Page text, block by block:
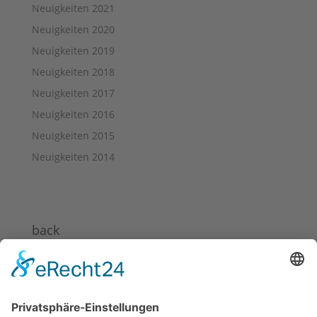
Neuigkeiten 2021
Neuigkeiten 2020
Neuigkeiten 2019
Neuigkeiten 2018
Neuigkeiten 2017
Neuigkeiten 2016
Neuigkeiten 2015
Neuigkeiten 2014
back
News 2023